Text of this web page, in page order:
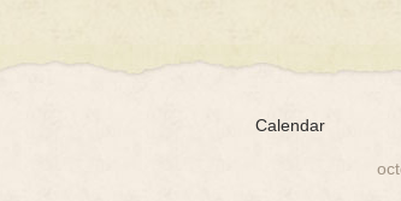
Calendar